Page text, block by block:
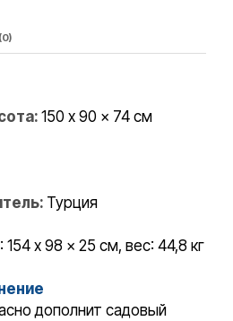
150 x 90 x 74 см
Турция
x 98 x 25 см, вес: 44,8 кг
дополнит садовый